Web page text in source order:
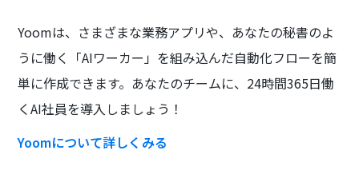
Yoomは、さまざまな業務アプリや、あなたの秘書のよ
うに働く「AIワーカー」を組み込んだ自動化フローを簡
単に作成できます。あなたのチームに、24時間365日働
くAI社員を導入しましょう！
Yoomについて詳しくみる